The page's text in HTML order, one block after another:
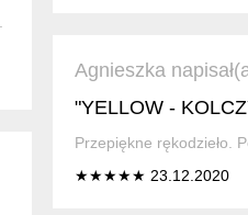
Agnieszka
"YELLOW -
Przepiękne rękodzieło.
★★★★★ 23.12.2020